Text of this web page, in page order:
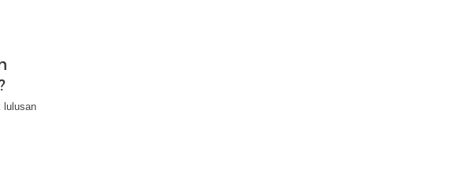
lulusan